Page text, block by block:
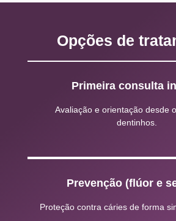
Opções de
Primeira consulta
Avaliação e orientação desde
dentinhos.
Prevenção (flúor e
Proteção contra cáries de forma